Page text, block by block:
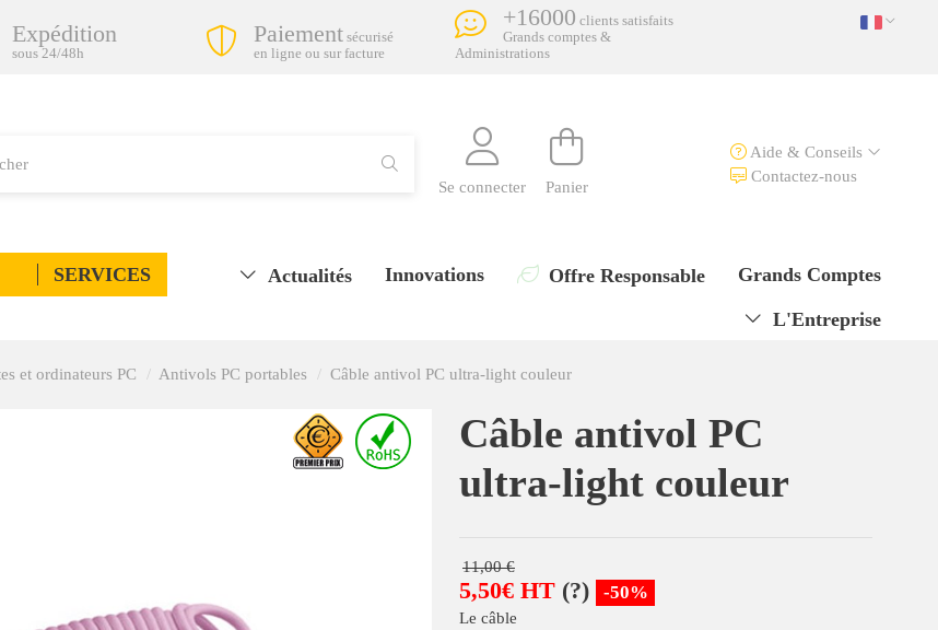
Expédition
sous 24/48h
Paiement sécurisé
en ligne ou sur facture
+16000 clients satisfaits
Grands comptes &
Administrations
Se connecter Panier
Aide & Conseils
Contactez-nous
SERVICES Grands Comptes
Offre Responsable
Innovations
Actualités
L'Entreprise
et ordinateurs PC Antivols PC portables Câble antivol PC ultra-light couleur
Câble antivol PC
ultra-light couleur
11,00 €
5,50€ HT (?) -50%
Le câble